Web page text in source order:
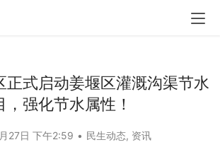
正式启动姜堰区灌溉沟渠节水
强化节水属性！
27日 下午2:59 • 民生动态, 资讯